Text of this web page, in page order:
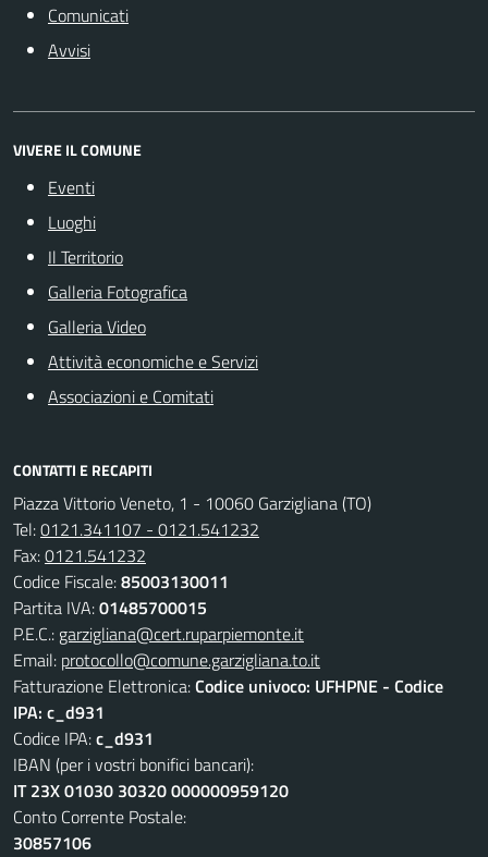
Comunicati
Avvisi
VIVERE IL COMUNE
Eventi
Luoghi
Il Territorio
Galleria Fotografica
Galleria Video
Attività economiche e Servizi
Associazioni e Comitati
CONTATTI E RECAPITI
Piazza Vittorio Veneto, 1 - 10060 Garzigliana (TO)
Tel:0121.341107 - 0121.541232
Fax:0121.541232
Codice Fiscale:85003130011
Partita IVA:01485700015
P.E.C.: garzigliana@cert.ruparpiemonte.it
Email: protocollo@comune.garzigliana.to.it
Fatturazione Elettronica:Codice univoco: UFHPNE - Codice
IPA: c_d931
Codice IPA:c_d931
IBAN (per i vostri bonifici bancari):
IT 23X 01030 30320 000000959120
Conto Corrente Postale:
30857106